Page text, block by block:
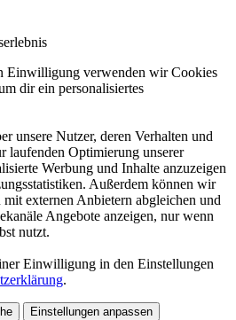
Einwilligung verwenden wir Cookies
dir ein personalisiertes
unsere Nutzer, deren Verhalten und
laufenden Optimierung unserer
Werbung und Inhalte anzuzeigen
Außerdem können wir
externen Anbietern abgleichen und
Angebote anzeigen, nur wenn
nutzt.
Einwilligung in den Einstellungen
.
Einstellungen anpassen